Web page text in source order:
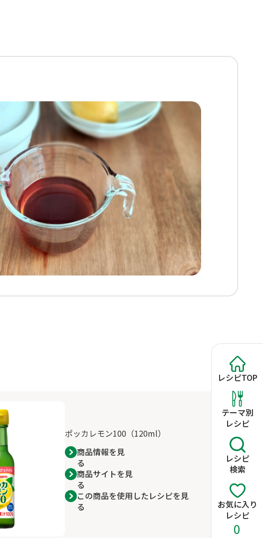
レシピTOP
テーマ別
レシピ
レシピ
検索
お気に入り
レシピ
0
ポッカレモン100（120ml）
商品情報を見
る
商品サイトを見
る
この商品を使用したレシピを見
る